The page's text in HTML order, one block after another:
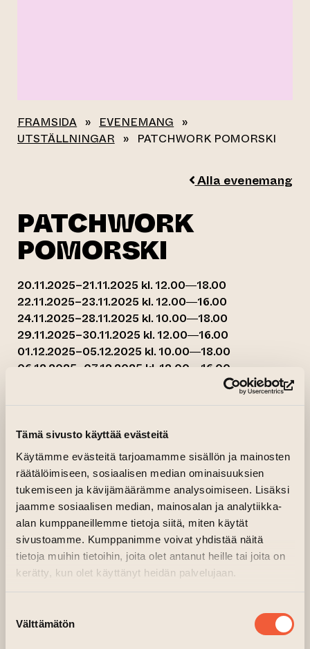
Tämä sivusto käyttää evästeitä
Käytämme evästeitä tarjoamamme sisällön ja mainosten
räätälöimiseen, sosiaalisen median ominaisuuksien
tukemiseen ja kävijämäärämme analysoimiseen. Lisäksi
jaamme sosiaalisen median, mainosalan ja analytiikka-
alan kumppaneillemme tietoja siitä, miten käytät
sivustoamme. Kumppanimme voivat yhdistää näitä
tietoja muihin tietoihin, joita olet antanut heille tai joita on
kerätty, kun olet käyttänyt heidän palvelujaan.
valinta
Välttämätön
FRAMSIDA » EVENEMANG »
UTSTÄLLNINGAR » PATCHWORK POMORSKI
Alla evenemang
PATCHWORK
POMORSKI
20.11.2025–21.11.2025 kl. 12.00—18.00
22.11.2025–23.11.2025 kl. 12.00—16.00
24.11.2025–28.11.2025 kl. 10.00—18.00
29.11.2025–30.11.2025 kl. 12.00—16.00
01.12.2025–05.12.2025 kl. 10.00—18.00
06.12.2025–07.12.2025 kl. 12.00—16.00